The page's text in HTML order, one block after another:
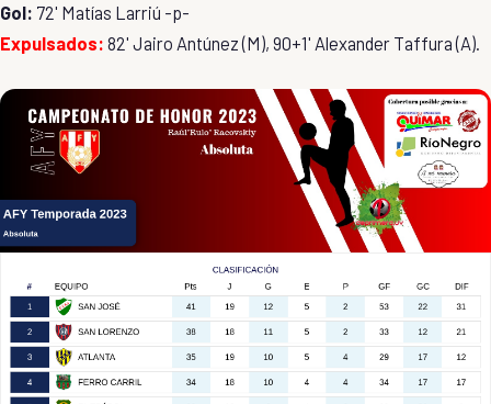
Gol: 72' Matías Larriú -p-
Expulsados: 82' Jairo Antúnez (M), 90+1' Alexander Taffura (A).